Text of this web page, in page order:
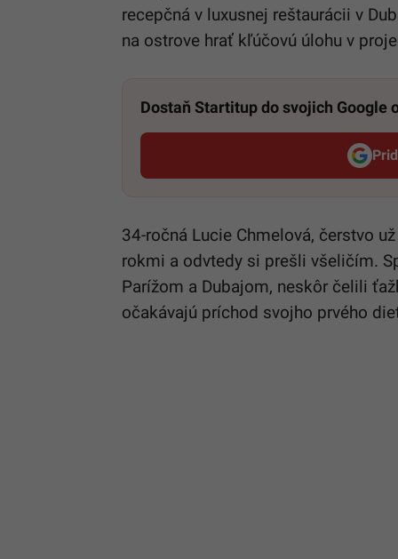
recepčná v luxusnej reštaurácii v
na ostrove hrať kľúčovú úlohu v
Dostaň Startitup do svojich Google
34-ročná Lucie Chmelová, čerstvo
rokmi a odvtedy si prešli všeličím.
Parížom a Dubajom, neskôr čelili
očakávajú príchod svojho prvého